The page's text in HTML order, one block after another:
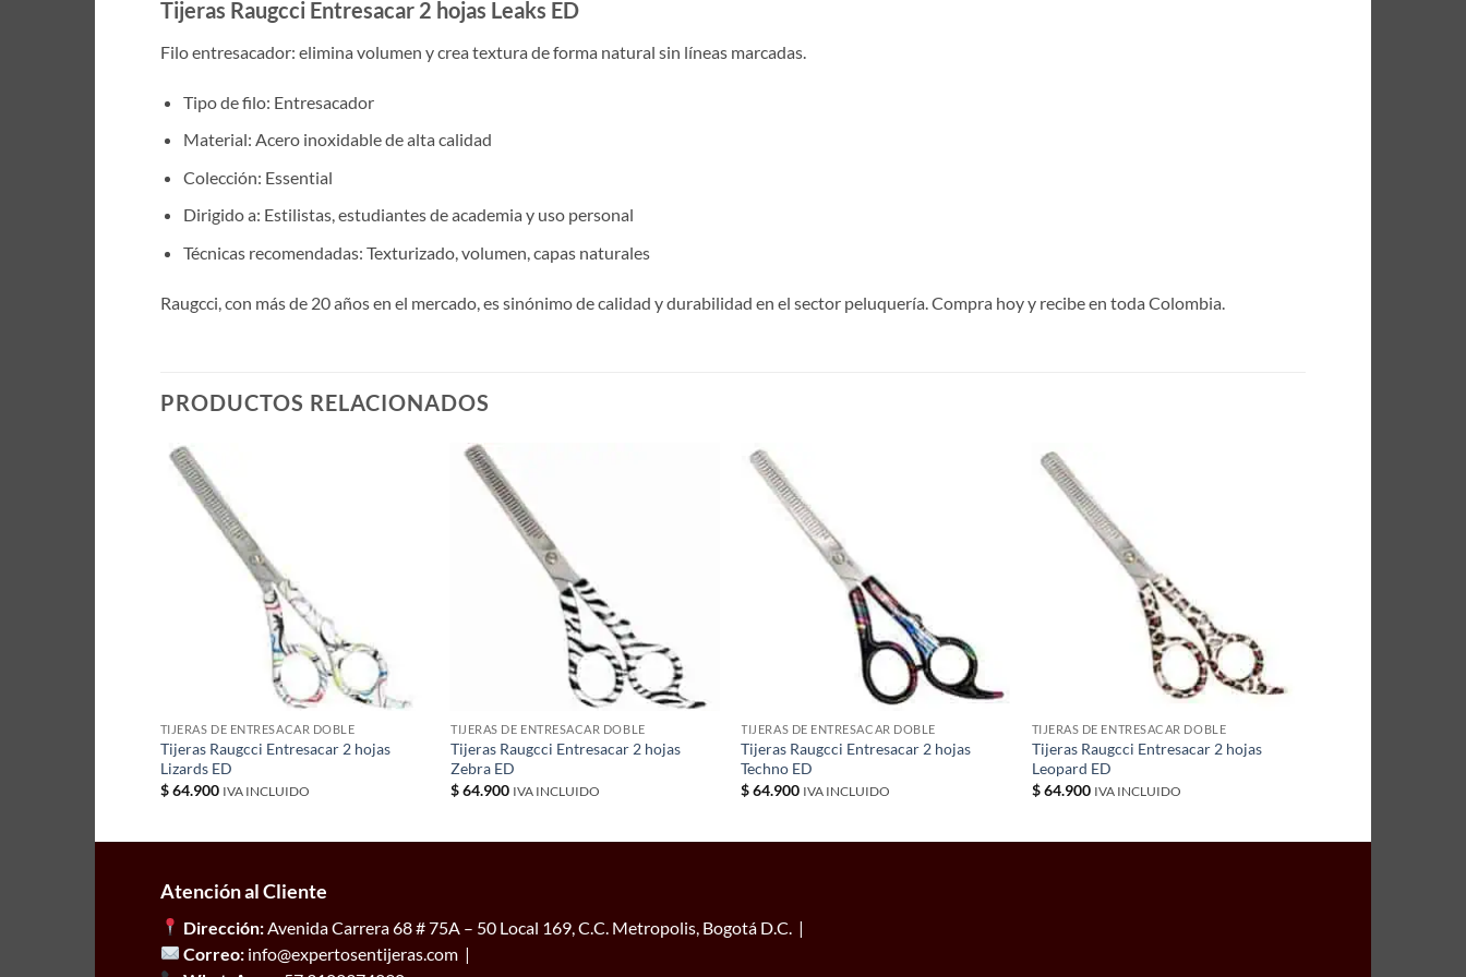
Tijeras Raugcci Entresacar 2 hojas Leaks ED
Filo entresacador: elimina volumen y crea textura de forma natural sin líneas marcadas.
Tipo de filo: Entresacador
Material: Acero inoxidable de alta calidad
Colección: Essential
Dirigido a: Estilistas, estudiantes de academia y uso personal
Técnicas recomendadas: Texturizado, volumen, capas naturales
Raugcci, con más de 20 años en el mercado, es sinónimo de calidad y durabilidad en el sector peluquería. Compra hoy y recibe en toda Colombia.
PRODUCTOS RELACIONADOS
TIJERAS DE ENTRESACAR DOBLE
Tijeras Raugcci Entresacar 2 hojas
Lizards ED
$64.900 IVA INCLUIDO
TIJERAS DE ENTRESACAR DOBLE
Tijeras Raugcci Entresacar 2 hojas
Zebra ED
$64.900 IVA INCLUIDO
TIJERAS DE ENTRESACAR DOBLE
Tijeras Raugcci Entresacar 2 hojas
Techno ED
$64.900 IVA INCLUIDO
TIJERAS DE ENTRESACAR DOBLE
Tijeras Raugcci Entresacar 2 hojas
Leopard ED
$64.900 IVA INCLUIDO
Atención al Cliente
Dirección: Avenida Carrera 68 # 75A – 50 Local 169, C.C. Metropolis, Bogotá D.C. |
Correo: info@expertosentijeras.com |